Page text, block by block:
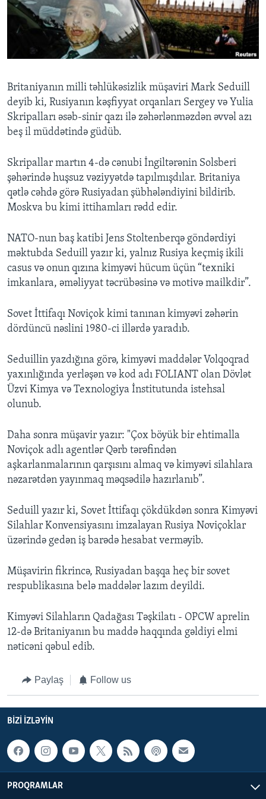
BIZI IZLƏYIN
Dillər
Britaniyanın milli təhlükəsizlik müşaviri Mark Seduill
deyib ki, Rusiyanın kəşfiyyat orqanları Sergey və Yulia
Skripalları əsəb-sinir qazı ilə zəhərlənməzdən əvvəl azı
beş il müddətində güdüb.
Skripallar martın 4-də cənubi İngiltərənin Solsberi
şəhərində huşsuz vəziyyətdə tapılmışdılar. Britaniya
qətlə cəhdə görə Rusiyadan şübhələndiyini bildirib.
Moskva bu kimi ittihamları rədd edir.
NATO-nun baş katibi Jens Stoltenberqə göndərdiyi
məktubda Seduill yazır ki, yalnız Rusiya keçmiş ikili
casus və onun qızına kimyəvi hücum üçün “texniki
imkanlara, əməliyyat təcrübəsinə və motivə mailkdir”.
Sovet İttifaqı Noviçok kimi tanınan kimyəvi zəhərin
dördüncü nəslini 1980-ci illərdə yaradıb.
Seduillin yazdığına görə, kimyəvi maddələr Volqoqrad
yaxınlığında yerləşən və kod adı FOLIANT olan Dövlət
Üzvi Kimya və Texnologiya İnstitutunda istehsal
olunub.
Daha sonra müşavir yazır: "Çox böyük bir ehtimalla
Noviçok adlı agentlər Qərb tərəfindən
aşkarlanmalarının qarşısını almaq və kimyəvi silahlara
nəzarətdən yayınmaq məqsədilə hazırlanıb”.
Seduill yazır ki, Sovet İttifaqı çökdükdən sonra Kimyəvi
Silahlar Konvensiyasını imzalayan Rusiya Noviçoklar
üzərində gedən iş barədə hesabat verməyib.
Müşavirin fikrincə, Rusiyadan başqa heç bir sovet
respublikasına belə maddələr lazım deyildi.
Kimyəvi Silahların Qadağası Təşkilatı - OPCW aprelin
12-də Britaniyanın bu maddə haqqında gəldiyi elmi
nəticəni qəbul edib.
Paylaş Follow us
BIZI IZLƏYIN
PROQRAMLAR